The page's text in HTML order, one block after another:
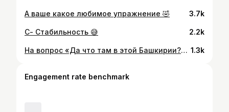
А ваше какое любимое упражнение 🤣 3.7k
С- Стабильность 😅 2.2k
На вопрос «Да что там в этой Башкирии?» Отвечаю сразу - приехала НАПОЛНЯТЬСЯ Когда поняла, где твое место силы ⚡️ Я приехала наполняться: 💎 тишиной 💎 родными корнями 💎 временем без «надо» 💎 родными 💎 собой без ролей, 💎 человеком без спешки И я это сделала 😏 1.3k
Engagement rate benchmark